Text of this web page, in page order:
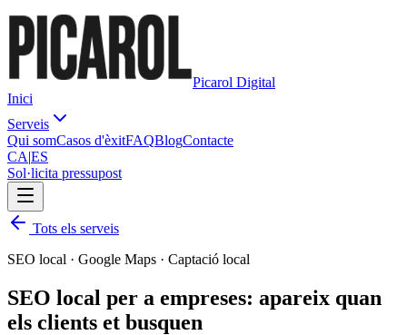
Picarol Digital
Inici
Serveis
Qui somCasos d'èxitFAQBlogContacte
CA|ES
Sol·licita pressupost
Tots els serveis
SEO local · Google Maps · Captació local
SEO local per a empreses: apareix quan
els clients et busquen